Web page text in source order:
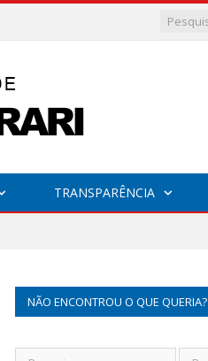
TRANSPARÊNCIA
NÃO ENCONTROU O QUE QUERIA?